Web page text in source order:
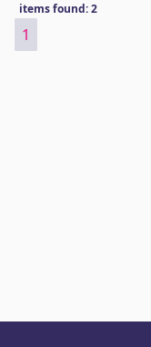
items found: 2
1